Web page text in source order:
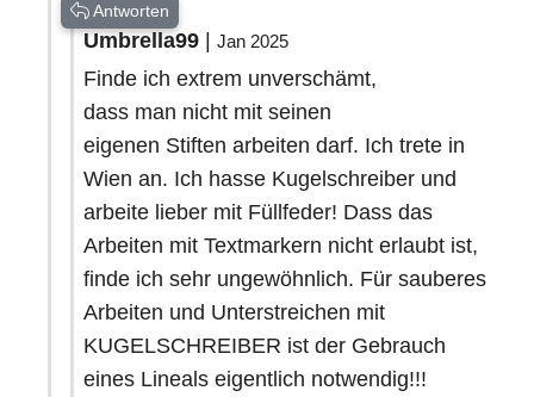
Antworten
Umbrella99 Jan 2025
Finde ich extrem unverschämt,
dass man nicht mit seinen
eigenen Stiften arbeiten darf. Ich trete in
Wien an. Ich hasse Kugelschreiber und
arbeite lieber mit Füllfeder! Dass das
Arbeiten mit Textmarkern nicht erlaubt ist,
finde ich sehr ungewöhnlich. Für sauberes
Arbeiten und Unterstreichen mit
KUGELSCHREIBER ist der Gebrauch
eines Lineals eigentlich notwendig!!!